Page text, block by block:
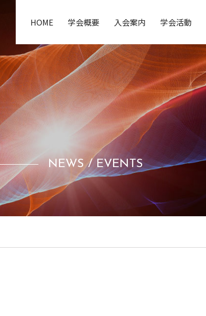
HOME 学会概要 入会案内 学会活動
NEWS / EVENTS